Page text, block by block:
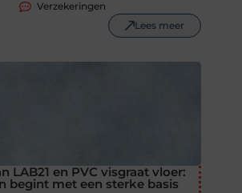
Verzekeringen
Lees meer
LAB21 en PVC visgraat vloer:
begint met een sterke basis